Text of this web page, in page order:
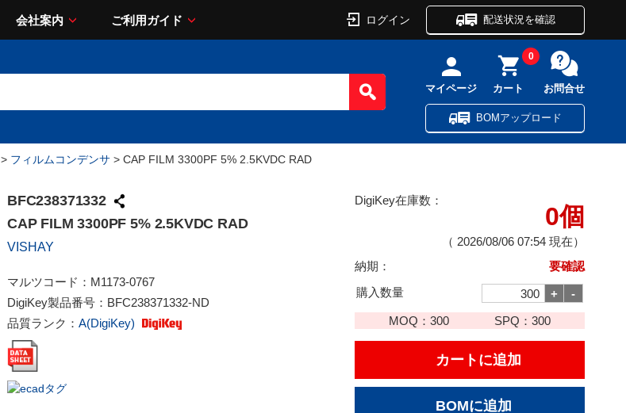
会社案内 ご利用ガイド ログイン 配送状況を確認
マイページ カート
0
お問合せ
BOMアップロード
> フィルムコンデンサ > CAP FILM 3300PF 5% 2.5KVDC RAD
BFC238371332
CAP FILM 3300PF 5% 2.5KVDC RAD
VISHAY
マルツコード： M1173-0767
DigiKey製品番号： BFC238371332-ND
品質ランク： A(DigiKey)
DigiKey在庫数：
0個
（ 2026/08/06 07:54 現在）
納期：
要確認
購入数量
MOQ：300 SPQ： 300